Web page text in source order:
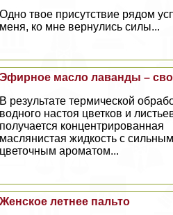
Одно твое присутствие рядом
меня, ко мне вернулись силы...
Эфирное масло лаванды –
В результате термической
водного настоя цветков и
получается концентрированная
маслянистая жидкость с сильным
цветочным ароматом...
Женское летнее пальто